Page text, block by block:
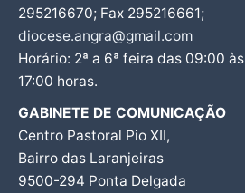
295216670; Fax 295216661;
diocese.angra@gmail.com
Horário: 2ª a 6ª feira das 09:00
17:00 horas.
GABINETE DE COMUNICAÇÃO
Centro Pastoral Pio XII,
Bairro das Laranjeiras
9500-294 Ponta Delgada